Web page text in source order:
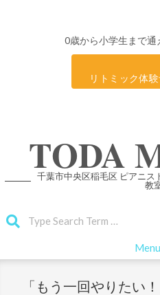
0歳から小学生まで通
リトミック体
TODA
千葉市中央区稲毛区 ピアニス
教
Navigation
Menu
「もう一回やりたい